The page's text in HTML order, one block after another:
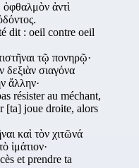
ἀντὶ
dit : oeil contre oeil
τῷ πονηρῷ·
δεξιὰν σιαγόνα
ἄλλην·
résister au méchant,
[ta] joue droite, alors
καὶ τὸν χιτῶνά
ἱμάτιον·
et prendre ta